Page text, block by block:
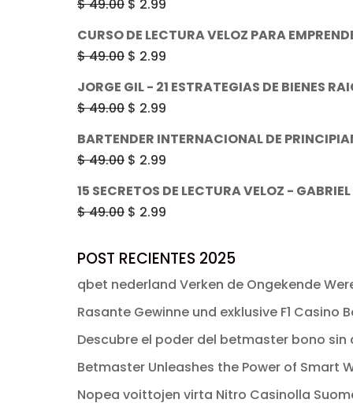
era:
$ 53.82.$ 47.99.
$49.00
original
era:
$ 49.00.
$ 2.99
$ 2.99.
CURSO DE LECTURA VELOZ PARA
$49.00 El
original
era:
$ 49.00.
$ 2.99
$ 2.99.
JORGE GIL - 21 ESTRATEGIAS DE BIENES
$49.00 El
original
era:
$ 49.00.
$ 2.99
$ 2.99.
BARTENDER INTERNACIONAL DE
$49.00 El
original
era:
$ 2.99
15 SECRETOS DE LECTURA VELOZ -
$49.00 El
original
era:
$ 2.99
actual
es:
POST RECIENTES 2025
qbet nederland Verken de Ongekende
Rasante Gewinne und exklusive F1 Casino
Descubre el poder del betmaster bono
Betmaster Unleashes the Power of Smart
Nopea voittojen virta Nitro Casinolla